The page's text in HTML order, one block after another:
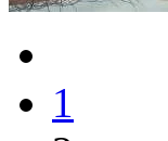
1